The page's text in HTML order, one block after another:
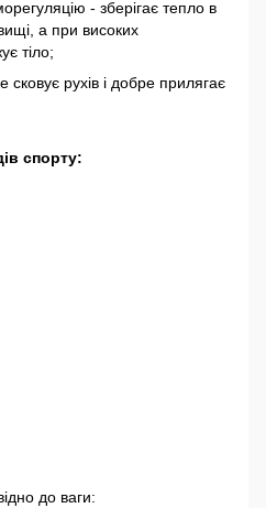
- зберігає тепло в
а при високих
тіло;
сковує рухів і добре прилягає
спорту:
до ваги: